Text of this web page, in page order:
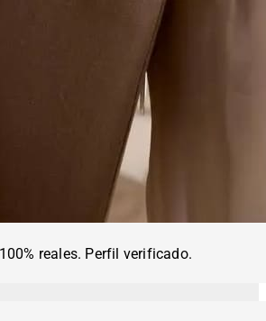
reales. Perfil verificado.